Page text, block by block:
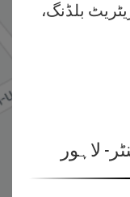
بلڈنگ،
لاہور